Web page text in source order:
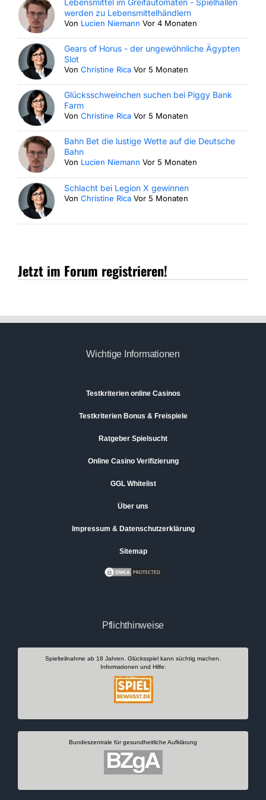
Lebensmittel im Greifautomaten - Spielhallen
werden zu Lebensmittelhändlern
Von Lucien Niemann Vor 4 Monaten
Gears of Horus - der ungewöhnliche Ägypten
Slot
VonChristine Rica Vor 5 Monaten
Glücksschweinchen suchen bei Piggy Bank
Farm
VonChristine Rica Vor 5 Monaten
Bahn Bet die lustige Wette auf die Deutsche
Bahn
Von Lucien Niemann Vor 5 Monaten
Schlacht bei Legion X gewinnen
VonChristine Rica Vor 5 Monaten
Jetzt im Forum registrieren!
Wichtige Informationen
Testkriterien online Casinos
Testkriterien Bonus & Freispiele
Ratgeber Spielsucht
Online Casino Verifizierung
GGL Whitelist
Über uns
Impressum & Datenschutzerklärung
Sitemap
Pflichthinweise
Spielteilnahme ab 18 Jahren. Glücksspiel kann süchtig machen.
Informationen und Hilfe:
Bundeszentrale für gesundheitliche Aufklärung